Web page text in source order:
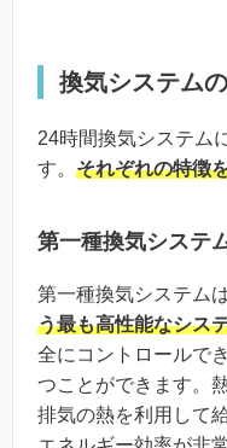
換気システム
24時間換気システム
す。 それぞれの特徴
第一種換気システ
第一種換気システムは
う最も高性能なシス
全にコントロールで
つことができます。
排気の熱を利用して